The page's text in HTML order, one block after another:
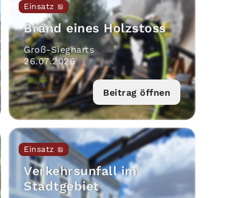
Einsatz
Brand eines Holzstoss
Groß-Siegharts
26.07.2026
Beitrag öffnen
Einsatz
Verkehrsunfall im
Stadtgebiet